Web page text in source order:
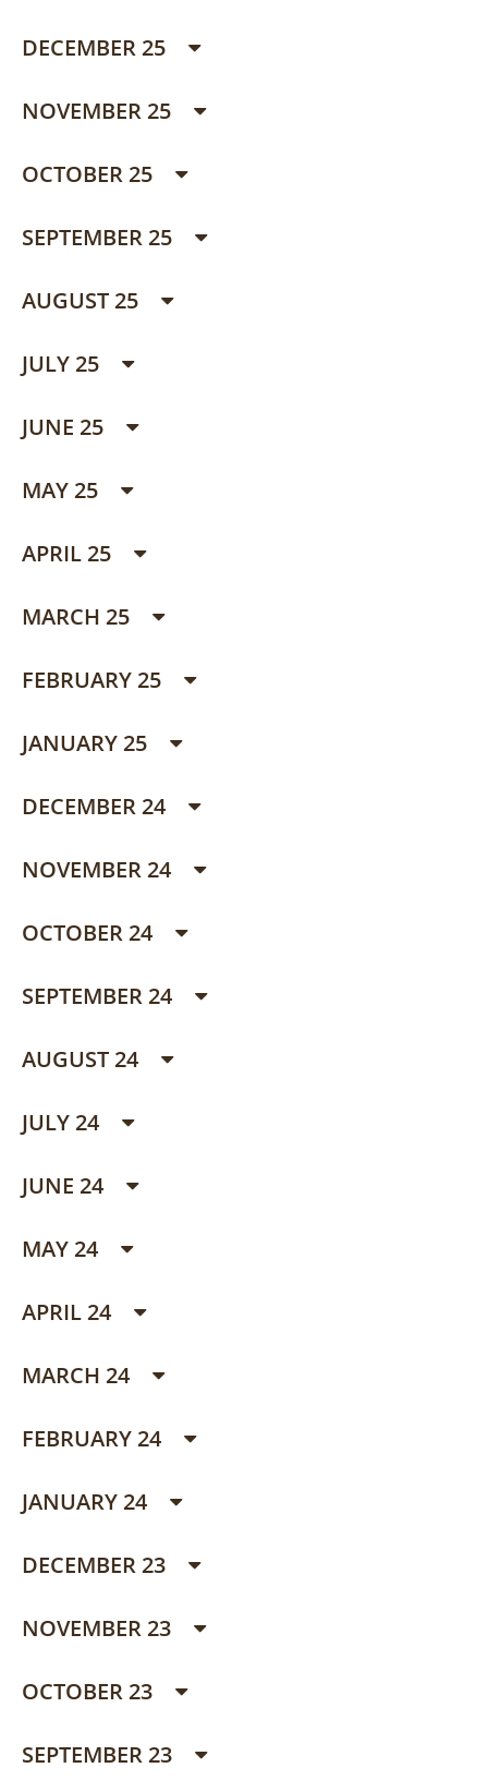
DECEMBER 25
NOVEMBER 25
OCTOBER 25
SEPTEMBER 25
AUGUST 25
JULY 25
JUNE 25
MAY 25
APRIL 25
MARCH 25
FEBRUARY 25
JANUARY 25
DECEMBER 24
NOVEMBER 24
OCTOBER 24
SEPTEMBER 24
AUGUST 24
JULY 24
JUNE 24
MAY 24
APRIL 24
MARCH 24
FEBRUARY 24
JANUARY 24
DECEMBER 23
NOVEMBER 23
OCTOBER 23
SEPTEMBER 23